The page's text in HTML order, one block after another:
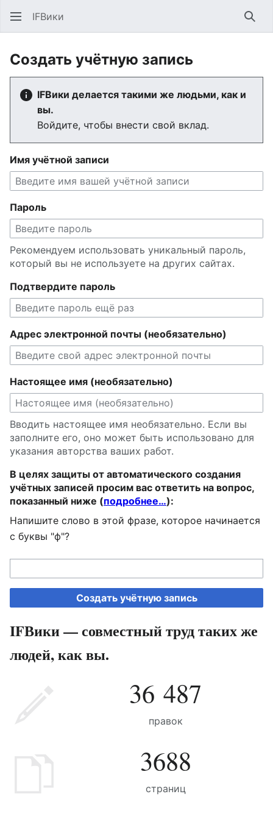
IFВики
Создать учётную запись
IFВики делается такими же людьми, как и
вы.
Войдите, чтобы внести свой вклад.
Имя учётной записи
Пароль
Рекомендуем использовать уникальный пароль,
который вы не используете на других сайтах.
Подтвердите пароль
Адрес электронной почты (необязательно)
Настоящее имя (необязательно)
Вводить настоящее имя необязательно. Если вы
заполните его, оно может быть использовано для
указания авторства ваших работ.
В целях защиты от автоматического создания
учётных записей просим вас ответить на вопрос,
показанный ниже (подробнее…):
Напишите слово в этой фразе, которое начинается
с буквы "ф"?
Создать учётную запись
IFВики — совместный труд таких же
людей, как вы.
36 487
правок
3688
страниц